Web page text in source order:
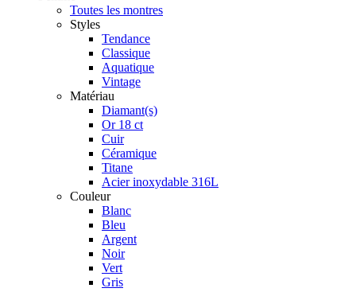
Toutes les montres
Styles
Tendance
Classique
Aquatique
Vintage
Matériau
Diamant(s)
Or 18 ct
Cuir
Céramique
Titane
Acier inoxydable 316L
Couleur
Blanc
Bleu
Argent
Noir
Vert
Gris